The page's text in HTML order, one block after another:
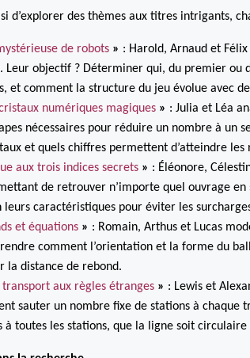
d’explorer des thèmes aux titres intrigants,
de robots » : Harold, Arnaud et
Leur objectif ? Déterminer qui, du premier ou
et comment la structure du jeu évolue avec
numériques magiques » : Julia et Léa
nécessaires pour réduire un nombre à
et quels chiffres permettent d’atteindre les
aux trois indices secrets » : Éléonore,
de retrouver n’importe quel ouvrage
leurs caractéristiques pour éviter les
et équations » : Romain, Arthus et Lucas
comment l’orientation et la forme du
la distance de rebond.
transport aux règles étranges » : Lewis et
sauter un nombre fixe de stations à
à toutes les stations, que la ligne soit